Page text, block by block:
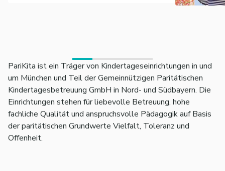
PariKita ist ein Träger von Kindertageseinrichtungen in und
um München und Teil der Gemeinnützigen Paritätischen
Kindertagesbetreuung GmbH in Nord- und Südbayern. Die
Einrichtungen stehen für liebevolle Betreuung, hohe
fachliche Qualität und anspruchsvolle Pädagogik auf Basis
der paritätischen Grundwerte Vielfalt, Toleranz und
Offenheit.